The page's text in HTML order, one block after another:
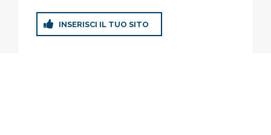
INSERISCI IL TUO SITO